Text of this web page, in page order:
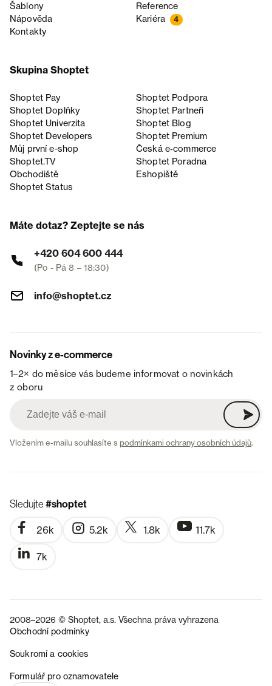
Šablony
Reference
Nápověda
Kariéra 4
Kontakty
Skupina Shoptet
Shoptet Pay
Shoptet Podpora
Shoptet Doplňky
Shoptet Partneři
Shoptet Univerzita
Shoptet Blog
Shoptet Developers
Shoptet Premium
Můj první e-shop
Česká e‑commerce
Shoptet.TV
Shoptet Poradna
Obchodiště
Eshopiště
Shoptet Status
Máte dotaz? Zeptejte se nás
+420 604 600 444
(Po - Pá 8 – 18:30)
info@shoptet.cz
Novinky z e-commerce
1–2× do měsíce vás budeme informovat o novinkách
z oboru
Vložením e-mailu souhlasíte spodmínkami ochrany osobních údajů.
Sledujte#shoptet
26k 5.2k 1.8k 11.7k
7k
2008–2026 © Shoptet, a.s. Všechna práva vyhrazena
Obchodní podmínky
Soukromí a cookies
Formulář pro oznamovatele